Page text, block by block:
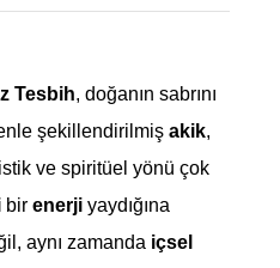
Tesbih, doğanın sabrını
şekillendirilmiş akik,
ve spiritüel yönü çok
bir enerjiyaydığına
aynı zamanda içsel